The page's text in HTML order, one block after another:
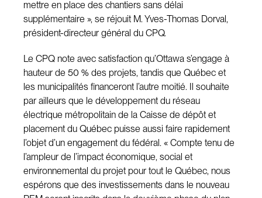
mettre en place des chantiers sans délai
supplémentaire », se réjouit M. Yves-Thomas Dorval,
président-directeur général du CPQ.
Le CPQ note avec satisfaction qu’Ottawa s’engage à
hauteur de 50 % des projets, tandis que Québec et
les municipalités financeront l’autre moitié. Il souhaite
par ailleurs que le développement du réseau
électrique métropolitain de la Caisse de dépôt et
placement du Québec puisse aussi faire rapidement
l’objet d’un engagement du fédéral. « Compte tenu de
l’ampleur de l’impact économique, social et
environnemental du projet pour tout le Québec, nous
espérons que des investissements dans le nouveau